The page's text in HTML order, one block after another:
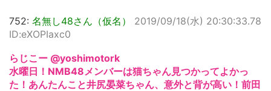
752: 名無し48さん（仮名）
2019/09/18(水) 20:30:33.78
ID:eXOPIaxc0
らじこー @yoshimotork
水曜日！NMB48メンバーは猫ちゃん見つかってよかっ
た！あんたんこと井尻晏菜ちゃん、意外と背が高い！前田